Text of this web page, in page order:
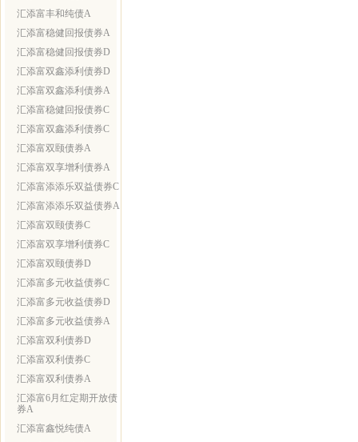
汇添富丰和纯债A
汇添富稳健回报债券A
汇添富稳健回报债券D
汇添富双鑫添利债券D
汇添富双鑫添利债券A
汇添富稳健回报债券C
汇添富双鑫添利债券C
汇添富双颐债券A
汇添富双享增利债券A
汇添富添添乐双益债券C
汇添富添添乐双益债券A
汇添富双颐债券C
汇添富双享增利债券C
汇添富双颐债券D
汇添富多元收益债券C
汇添富多元收益债券D
汇添富多元收益债券A
汇添富双利债券D
汇添富双利债券C
汇添富双利债券A
汇添富6月红定期开放债
券A
汇添富鑫悦纯债A